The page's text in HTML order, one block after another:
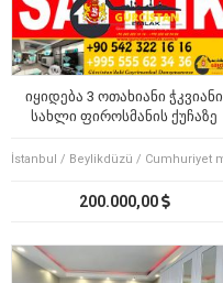
იყიდება 3 ოთახიანი ჭკვიანი
სახლი ფიროსმანის ქუჩაზე
200.000,00